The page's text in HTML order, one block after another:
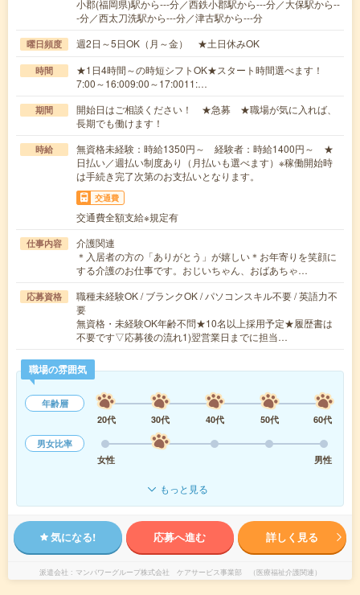
小郡(福岡県)駅から---分／西鉄小郡駅から---分／大保駅から--
-分／西太刀洗駅から---分／津古駅から---分
曜日頻度 週2日～5日OK（月～金） ★土日休みOK
時間
★1日4時間～の時短シフトOK★スタート時間選べます！
7:00～16:009:00～17:0011:…
期間
開始日はご相談ください！ ★急募 ★職場が気に入れば、
長期でも働けます！
時給
無資格未経験：時給1350円～ 経験者：時給1400円～ ★
日払い／週払い制度あり（月払いも選べます）※稼働開始時
は手続き完了次第のお支払いとなります。
交通費
交通費全額支給※規定有
仕事内容
介護関連
＊入居者の方の「ありがとう」が嬉しい＊お年寄りを笑顔に
する介護のお仕事です。おじいちゃん、おばあちゃ…
応募資格
職種未経験OK / ブランクOK / パソコンスキル不要 / 英語力不
要
無資格・未経験OK年齢不問★10名以上採用予定★履歴書は
不要です▽応募後の流れ1)翌営業日までに担当…
職場の雰囲気
年齢層
20代
30代 40代 50代
60代
男女比率
女性
男性
もっと見る
気になる! 応募へ進む 詳しく見る
派遣会社 マンパワーグループ株式会社 ケアサービス事業部 （医療福祉介護関連）